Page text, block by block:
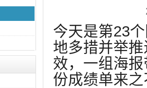
今天是第23
地多措并举
效， 一组海
份成绩单来